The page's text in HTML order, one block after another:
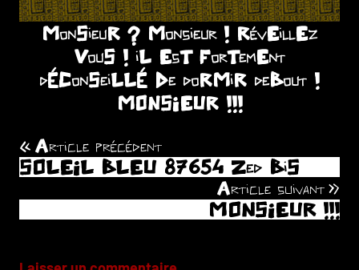
MonSieuR ? Monsieur ! RévEillEz
VouS ! iL EsT ForTemEnt
dÉConSeiLLÉ De doRMiR deBout !
MONSIEUR !!!
Navigation
de
Article précédent
SOLEIL BLEU 87654 Zed BiS
Article suivant
MONSIEUR !!!